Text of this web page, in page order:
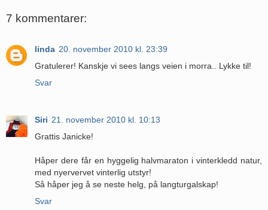
7 kommentarer:
linda 20. november 2010 kl. 23:39
Gratulerer! Kanskje vi sees langs veien i morra.. Lykke til!
Svar
Siri 21. november 2010 kl. 10:13
Grattis Janicke!
Håper dere får en hyggelig halvmaraton i vinterkledd natur,
med nyervervet vinterlig utstyr!
Så håper jeg å se neste helg, på langturgalskap!
Svar